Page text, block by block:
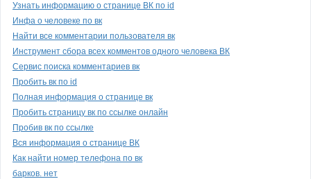
Узнать информацию о странице ВК по id
Инфа о человеке по вк
Найти все комментарии пользователя вк
Инструмент сбора всех комментов одного человека ВК
Сервис поиска комментариев вк
Пробить вк по id
Полная информация о странице вк
Пробить страницу вк по ссылке онлайн
Пробив вк по ссылке
Вся информация о странице ВК
Как найти номер телефона по вк
барков. нет